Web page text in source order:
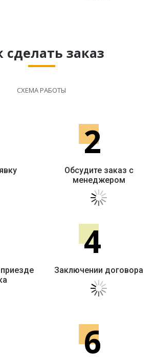
сделать заказ
СХЕМА РАБОТЫ
2
Обсудите заказ с
менеджером
4
Заключении договора
6